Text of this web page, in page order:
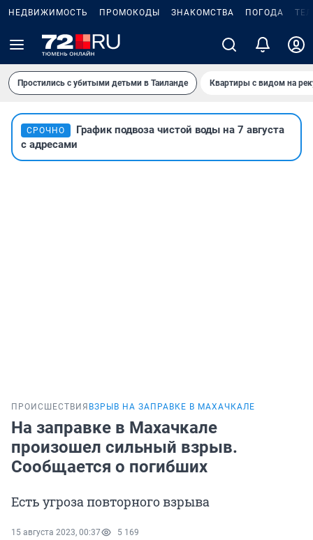
НЕДВИЖИМОСТЬ ПРОМОКОДЫ ЗНАКОМСТВА ПОГОДА
Простились с убитыми детьми в Таиланде Квартиры с видом на
СРОЧНО
График подвоза чистой воды на 7 августа
с адресами
ПРОИСШЕСТВИЯ ВЗРЫВ НА ЗАПРАВКЕ В МАХАЧКАЛЕ
На заправке в Махачкале
произошел сильный взрыв.
Сообщается о погибших
Есть угроза повторного взрыва
15 августа 2023, 00:37 5 169